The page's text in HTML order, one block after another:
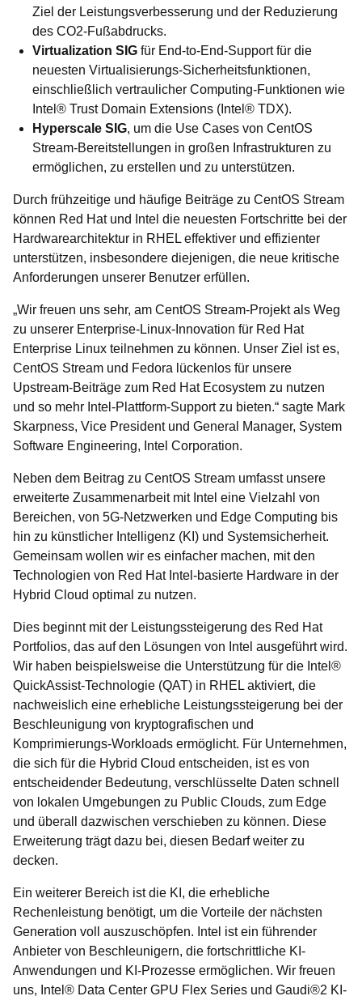
Ziel der Leistungsverbesserung und der Reduzierung
des CO2-Fußabdrucks.
Virtualization SIG für End-to-End-Support für die
neuesten Virtualisierungs-Sicherheitsfunktionen,
einschließlich vertraulicher Computing-Funktionen wie
Intel® Trust Domain Extensions (Intel® TDX).
Hyperscale SIG, um die Use Cases von CentOS
Stream-Bereitstellungen in großen Infrastrukturen zu
ermöglichen, zu erstellen und zu unterstützen.
Durch frühzeitige und häufige Beiträge zu CentOS Stream
können Red Hat und Intel die neuesten Fortschritte bei der
Hardwarearchitektur in RHEL effektiver und effizienter
unterstützen, insbesondere diejenigen, die neue kritische
Anforderungen unserer Benutzer erfüllen.
„Wir freuen uns sehr, am CentOS Stream-Projekt als Weg
zu unserer Enterprise-Linux-Innovation für Red Hat
Enterprise Linux teilnehmen zu können. Unser Ziel ist es,
CentOS Stream und Fedora lückenlos für unsere
Upstream-Beiträge zum Red Hat Ecosystem zu nutzen
und so mehr Intel-Plattform-Support zu bieten.“ sagte Mark
Skarpness, Vice President und General Manager, System
Software Engineering, Intel Corporation.
Neben dem Beitrag zu CentOS Stream umfasst unsere
erweiterte Zusammenarbeit mit Intel eine Vielzahl von
Bereichen, von 5G-Netzwerken und Edge Computing bis
hin zu künstlicher Intelligenz (KI) und Systemsicherheit.
Gemeinsam wollen wir es einfacher machen, mit den
Technologien von Red Hat Intel-basierte Hardware in der
Hybrid Cloud optimal zu nutzen.
Dies beginnt mit der Leistungssteigerung des Red Hat
Portfolios, das auf den Lösungen von Intel ausgeführt wird.
Wir haben beispielsweise die Unterstützung für die Intel®
QuickAssist-Technologie (QAT) in RHEL aktiviert, die
nachweislich eine erhebliche Leistungssteigerung bei der
Beschleunigung von kryptografischen und
Komprimierungs-Workloads ermöglicht. Für Unternehmen,
die sich für die Hybrid Cloud entscheiden, ist es von
entscheidender Bedeutung, verschlüsselte Daten schnell
von lokalen Umgebungen zu Public Clouds, zum Edge
und überall dazwischen verschieben zu können. Diese
Erweiterung trägt dazu bei, diesen Bedarf weiter zu
decken.
Ein weiterer Bereich ist die KI, die erhebliche
Rechenleistung benötigt, um die Vorteile der nächsten
Generation voll auszuschöpfen. Intel ist ein führender
Anbieter von Beschleunigern, die fortschrittliche KI-
Anwendungen und KI-Prozesse ermöglichen. Wir freuen
uns, Intel® Data Center GPU Flex Series und Gaudi®2 KI-